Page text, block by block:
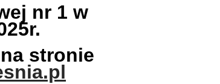
nr 1 w
stronie